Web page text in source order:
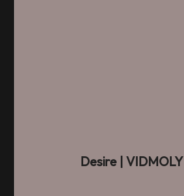
Desire| VIDMOLY